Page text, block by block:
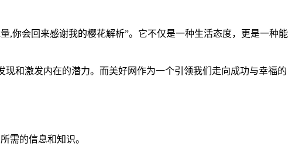
,你会回来感谢我的樱花解析”。它不仅是一种生活态度，更是一种能
和激发内在的潜力。而美好网作为一个引领我们走向成功与幸福的
需的信息和知识。